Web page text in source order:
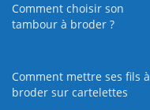
Comment choisir son
tambour à broder ?
Comment mettre ses fils à
broder sur cartelettes